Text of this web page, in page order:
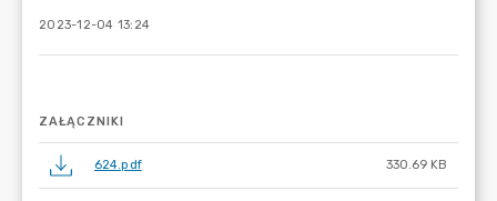
2023-12-04 13:24
ZAŁĄCZNIKI
624.pdf 330.69 KB